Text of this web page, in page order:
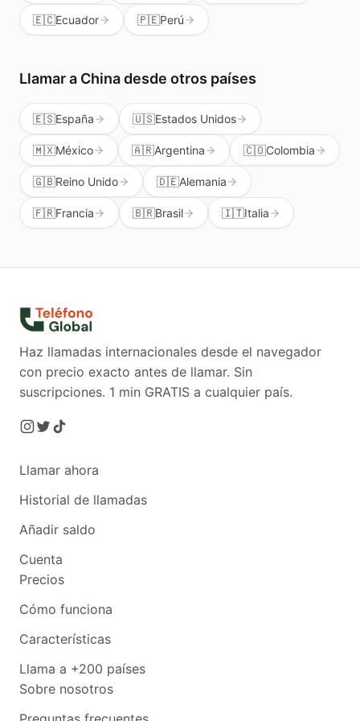
🇪🇨Ecuador 🇵🇪Perú
Llamar a Chinadesde otros países
🇪🇸España 🇺🇸Estados Unidos
🇲🇽México 🇦🇷Argentina 🇨🇴Colombia
🇬🇧Reino Unido 🇩🇪Alemania
🇫🇷Francia 🇧🇷Brasil 🇮🇹Italia
Haz llamadas internacionales desde el navegador
con precio exacto antes de llamar. Sin
suscripciones. 1 min GRATIS a cualquier país.
Llamar ahora
Historial de llamadas
Añadir saldo
Cuenta
Precios
Cómo funciona
Características
Llama a +200 países
Sobre nosotros